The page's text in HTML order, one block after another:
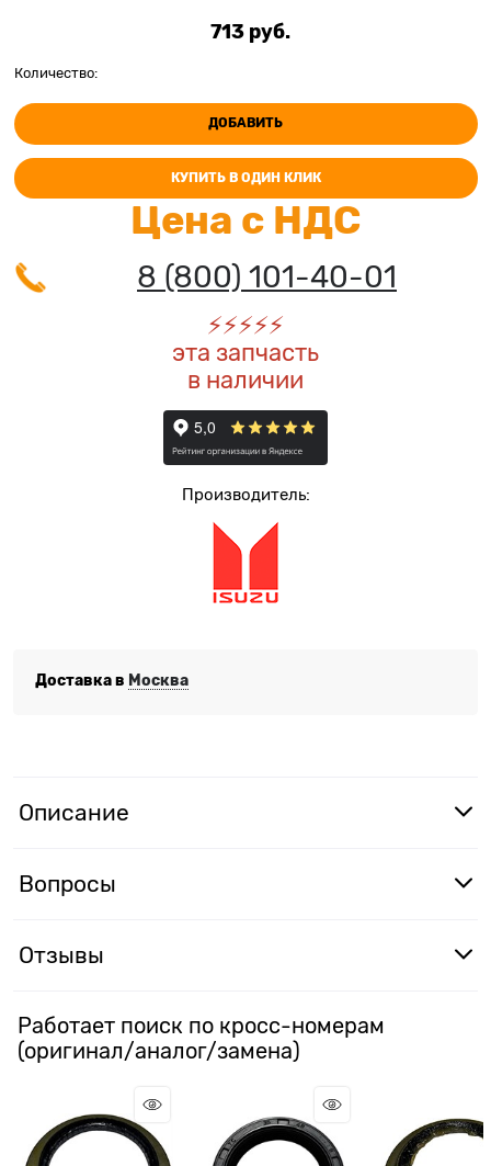
713 руб.
Количество:
ДОБАВИТЬ
КУПИТЬ В ОДИН КЛИК
Цена с НДС
8 (800) 101-40-01
⚡️⚡️⚡️⚡️⚡️
эта запчасть
в наличии
Производитель:
Доставка в Москва
Описание
Вопросы
Отзывы
Работает поиск по кросс-номерам
(оригинал/аналог/замена)